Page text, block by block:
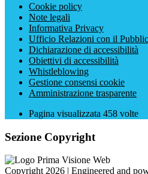
Cookie policy
Note legali
Informativa Privacy
Ufficio Relazioni con il
Dichiarazione di accessibilità
Obiettivi di accessibilità
Whistleblowing
Gestione consensi cookie
Amministrazione trasparente
Pagina visualizzata 458 volte
Sezione Copyright
Copyright 2026 | Engineered and